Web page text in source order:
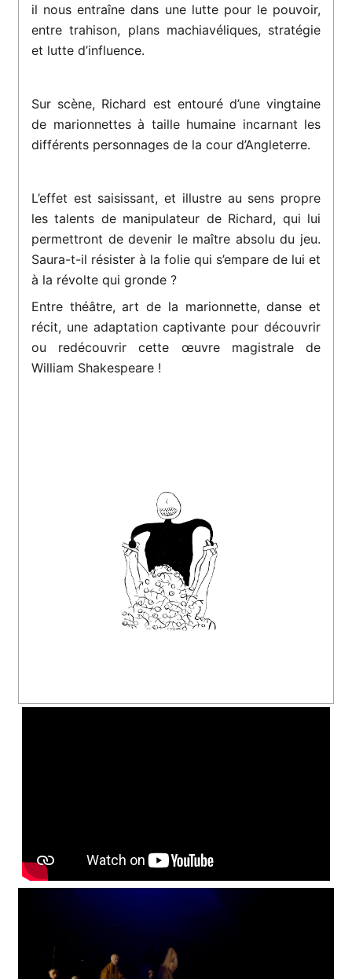
il nous entraîne dans une lutte pour le pouvoir,
entre trahison, plans machiavéliques, stratégie
et lutte d’influence.
Sur scène, Richard est entouré d’une vingtaine
de marionnettes à taille humaine incarnant les
différents personnages de la cour d’Angleterre.
L’effet est saisissant, et illustre au sens propre
les talents de manipulateur de Richard, qui lui
permettront de devenir le maître absolu du jeu.
Saura-t-il résister à la folie qui s’empare de lui et
à la révolte qui gronde ?
Entre théâtre, art de la marionnette, danse et
récit, une adaptation captivante pour découvrir
ou redécouvrir cette œuvre magistrale de
William Shakespeare !